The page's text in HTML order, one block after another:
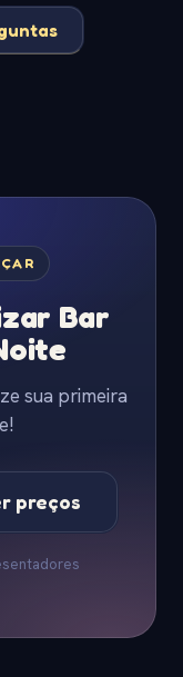
Bar
sua primeira
preços